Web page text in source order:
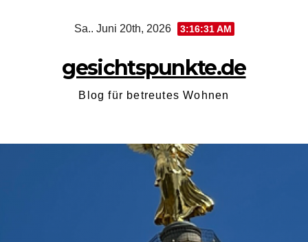
Sa.. Juni 20th, 2026 3:16:32 AM
gesichtspunkte.de
Blog für betreutes Wohnen